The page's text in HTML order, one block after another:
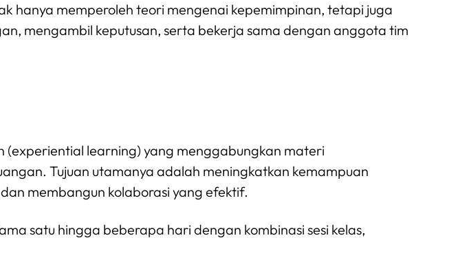
hanya memperoleh teori mengenai kepemimpinan, tetapi juga
mengambil keputusan, serta bekerja sama dengan anggota tim
learning) yang menggabungkan materi
Tujuan utamanya adalah meningkatkan kemampuan
membangun kolaborasi yang efektif.
satu hingga beberapa hari dengan kombinasi sesi kelas,